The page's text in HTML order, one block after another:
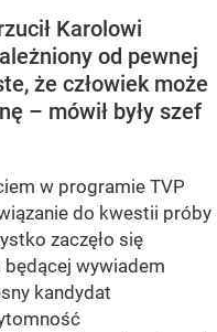
Karolowi
od pewnej
że człowiek może
– mówił były szef
w programie TVP
do kwestii próby
zaczęło się
wywiadem
kandydat